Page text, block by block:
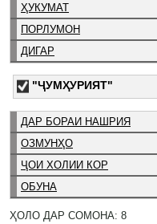
ҲУКУМАТ
ПОРЛУМОН
ДИГАР
"ҶУМҲУРИЯТ"
ДАР БОРАИ НАШРИЯ
ОЗМУНҲО
ҶОИ ХОЛИИ КОР
ОБУНА
ҲОЛО ДАР СОМОНА: 8